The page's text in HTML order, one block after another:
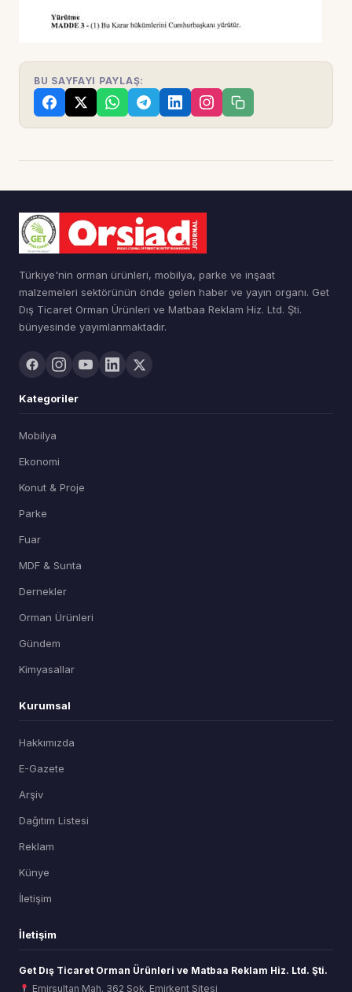
BU SAYFAYI PAYLAŞ:
Türkiye'nin orman ürünleri, mobilya, parke ve inşaat
malzemeleri sektörünün önde gelen haber ve yayın organı. Get
Dış Ticaret Orman Ürünleri ve Matbaa Reklam Hiz. Ltd. Şti.
bünyesinde yayımlanmaktadır.
Kategoriler
Mobilya
Ekonomi
Konut & Proje
Parke
Fuar
MDF & Sunta
Dernekler
Orman Ürünleri
Gündem
Kimyasallar
Kurumsal
Hakkımızda
E-Gazete
Arşiv
Dağıtım Listesi
Reklam
Künye
İletişim
İletişim
Get Dış Ticaret Orman Ürünleri ve Matbaa Reklam Hiz. Ltd. Şti.
Emirsultan Mah. 362 Sok. Emirkent Sitesi